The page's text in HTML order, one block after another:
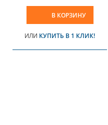
В КОРЗИНУ
ИЛИ КУПИТЬ В 1 КЛИК!